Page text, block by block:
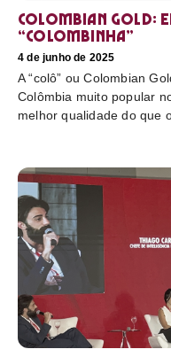
Colombian Gold:
“colombinha”
4 de junho de 2025
A “colô” ou Colombian
Colômbia muito popular
melhor qualidade do que